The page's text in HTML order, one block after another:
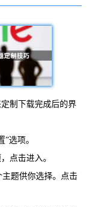
制下载完成后的界
选项。
点击进入。
题供你选择。点击